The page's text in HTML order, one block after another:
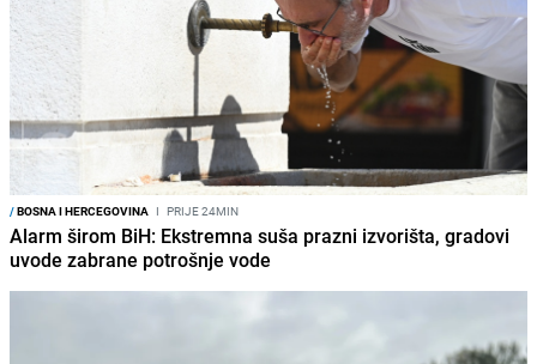
/BOSNA I HERCEGOVINA I PRIJE 24MIN
Alarm širom BiH: Ekstremna suša prazni izvorišta, gradovi
uvode zabrane potrošnje vode